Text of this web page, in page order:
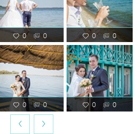
0 0 0 0
0 0 0 0
‹ ›